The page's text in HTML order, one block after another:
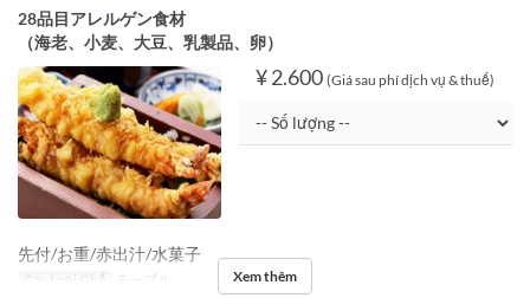
28品目アレルゲン食材
（海老、小麦、大豆、乳製品、卵）
¥ 2.600 (Giá sau phí dịch vụ & thuế)
先付/お重/赤出汁/水菓子
Các Loại Ghế テーブル Xem thêm